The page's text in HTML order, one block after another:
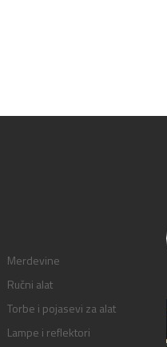
Merdevine
Ručni alat
Torbe i pojasevi za alat
Lampe i reflektori